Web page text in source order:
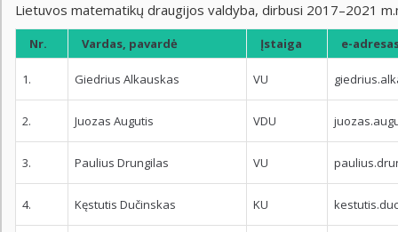
Lietuvos matematikų draugijos valdyba, dirbusi 2017–2021
Nr. Vardas, pavardė Įstaiga e-
1. Giedrius Alkauskas VU
2. Juozas Augutis VDU
3. Paulius Drungilas VU
4. Kęstutis Dučinskas KU